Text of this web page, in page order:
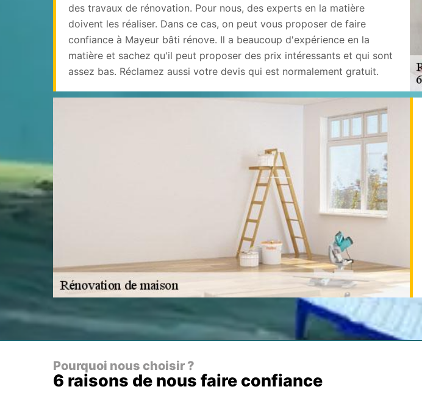
des travaux de rénovation. Pour nous, des experts en la matière
doivent les réaliser. Dans ce cas, on peut vous proposer de faire
confiance à Mayeur bâti rénove. Il a beaucoup d'expérience en la
matière et sachez qu'il peut proposer des prix intéressants et qui sont
assez bas. Réclamez aussi votre devis qui est normalement gratuit.
Pourquoi nous choisir ?
6 raisons de nous faire confiance